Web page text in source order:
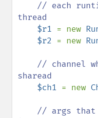
// each
thread
$r1 = new
$r2 = new
// channel
sharead
$ch1 = new
// args